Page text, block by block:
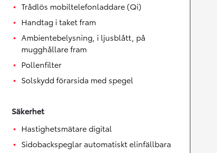
Trådlös mobiltelefonladdare (Qi)
Handtag i taket fram
Ambientebelysning, i ljusblått, på
mugghållare fram
Pollenfilter
Solskydd förarsida med spegel
Säkerhet
Hastighetsmätare digital
Sidobackspeglar automatiskt elinfällbara